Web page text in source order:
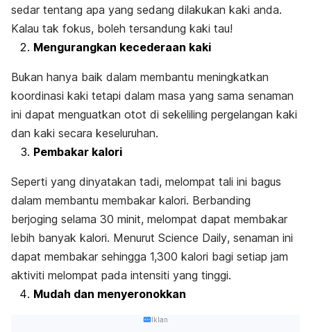
sedar tentang apa yang sedang dilakukan kaki anda.
Kalau tak fokus, boleh tersandung kaki tau!
Mengurangkan kecederaan kaki
Bukan hanya baik dalam membantu meningkatkan
koordinasi kaki tetapi dalam masa yang sama senaman
ini dapat menguatkan otot di sekeliling pergelangan kaki
dan kaki secara keseluruhan.
Pembakar kalori
Seperti yang dinyatakan tadi, melompat tali ini bagus
dalam membantu membakar kalori. Berbanding
berjoging selama 30 minit, melompat dapat membakar
lebih banyak kalori. Menurut Science Daily, senaman ini
dapat membakar sehingga 1,300 kalori bagi setiap jam
aktiviti melompat pada intensiti yang tinggi.
Mudah dan menyeronokkan
Iklan